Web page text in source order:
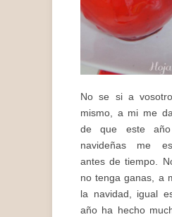
No se si a
mismo, a mi me
de que este
navideñas me
antes de tiempo.
no tenga ganas, a
la navidad, igual
año ha hecho